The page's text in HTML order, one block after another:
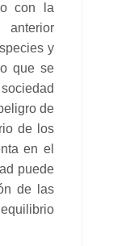
con la
anterior
y
que se
de
de los
en el
puede
de las